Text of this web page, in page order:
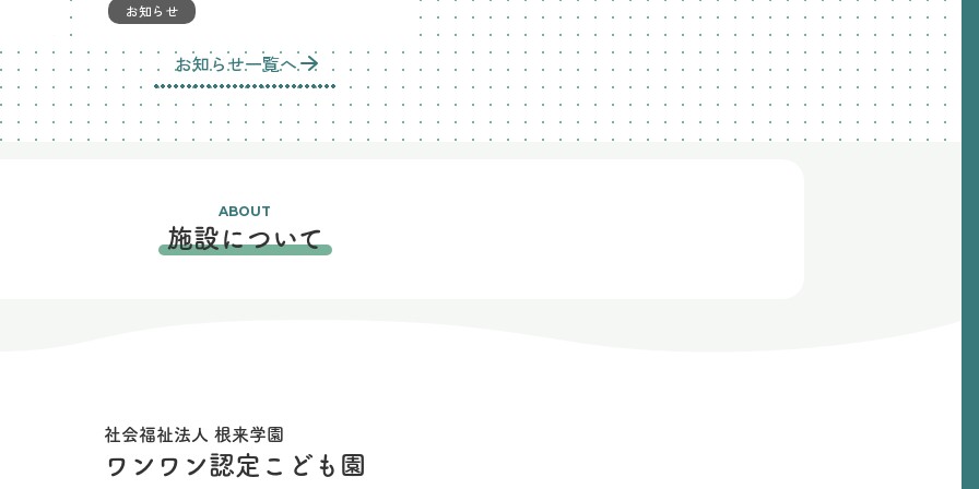
お知らせ
お知らせ一覧へ
ABOUT
施設について
社会福祉法人 根来学園
ワンワン認定こども園